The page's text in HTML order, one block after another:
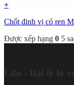
+
Chốt đinh vị có ren
Được xếp hạng 0 5
Lifu - Đại lý lò